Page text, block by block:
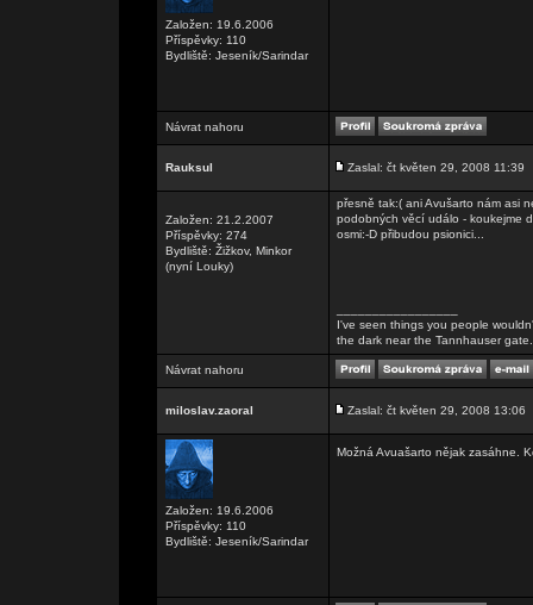
Založen: 19.6.2006
Příspěvky: 110
Bydliště: Jeseník/Sarindar
Návrat nahoru
Rauksul Zaslal: čt květen 29, 2008 11:39
Založen: 21.2.2007
Příspěvky: 274
Bydliště: Žižkov, Minkor
(nyní Louky)
přesně tak:( ani Avušarto nám asi
podobných věcí událo - koukejme
osmi:-D přibudou psionici...
I've seen things you people
the dark near the Tannhauser
Návrat nahoru
miloslav.zaoral Zaslal: čt květen 29, 2008 13:06
Založen: 19.6.2006
Příspěvky: 110
Bydliště: Jeseník/Sarindar
Možná Avuašarto nějak zasáhne.